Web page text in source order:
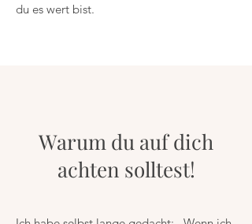
du es wert bist.
Warum du auf dich
achten solltest!